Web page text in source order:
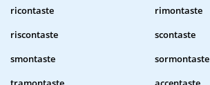
ricontaste
rimontaste
riscontaste
scontaste
smontaste
sormontaste